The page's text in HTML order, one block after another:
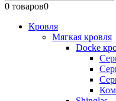
0 товаров0
Кровля
Мягкая кровля
Docke